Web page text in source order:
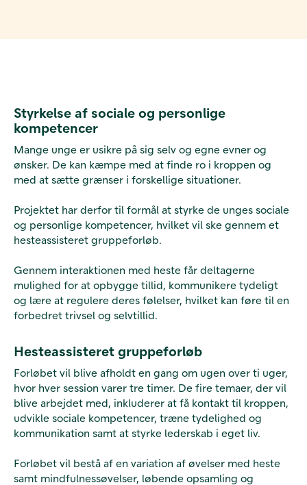
Styrkelse af sociale og personlige
kompetencer
Mange unge er usikre på sig selv og egne evner og
ønsker. De kan kæmpe med at finde ro i kroppen og
med at sætte grænser i forskellige situationer.
Projektet har derfor til formål at styrke de unges sociale
og personlige kompetencer, hvilket vil ske gennem et
hesteassisteret gruppeforløb.
Gennem interaktionen med heste får deltagerne
mulighed for at opbygge tillid, kommunikere tydeligt
og lære at regulere deres følelser, hvilket kan føre til en
forbedret trivsel og selvtillid.
Hesteassisteret gruppeforløb
Forløbet vil blive afholdt en gang om ugen over ti uger,
hvor hver session varer tre timer. De fire temaer, der vil
blive arbejdet med, inkluderer at få kontakt til kroppen,
udvikle sociale kompetencer, træne tydelighed og
kommunikation samt at styrke lederskab i eget liv.
Forløbet vil bestå af en variation af øvelser med heste
samt mindfulnessøvelser, løbende opsamling og